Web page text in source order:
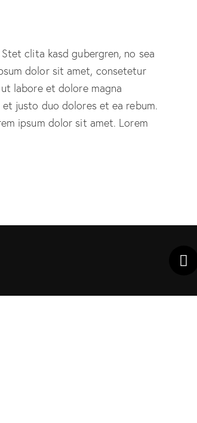
clita kasd gubergren, no sea
dolor sit amet, consetetur
labore et dolore magna
justo duo dolores et ea rebum.
ipsum dolor sit amet. Lorem